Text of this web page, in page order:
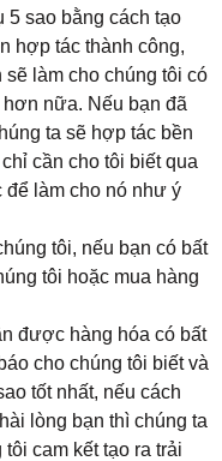
5 sao bằng cách tạo
hợp tác thành công,
làm cho chúng tôi có
nữa. Nếu bạn đã
ta sẽ hợp tác bền
cần cho tôi biết qua
để làm cho nó như ý
tôi, nếu bạn có bất
tôi hoặc mua hàng
được hàng hóa có bất
cho chúng tôi biết và
tốt nhất, nếu cách
lòng bạn thì chúng ta
cam kết tạo ra trải